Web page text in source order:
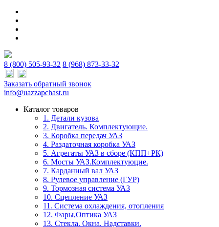
8 (800) 505-93-32 8 (968) 873-33-32
Заказать обратный звонок
info@uazzapchast.ru
Каталог товаров
1. Детали кузова
2. Двигатель. Комплектующие.
3. Коробка передач УАЗ
4. Раздаточная коробка УАЗ
5. Агрегаты УАЗ в сборе (КПП+РК)
6. Мосты УАЗ.Комплектуюцие.
7. Карданный вал УАЗ
8. Рулевое управление (ГУР)
9. Тормозная система УАЗ
10. Сцепление УАЗ
11. Система охлаждения, отопления
12. Фары,Оптика УАЗ
13. Стекла. Окна. Надставки.